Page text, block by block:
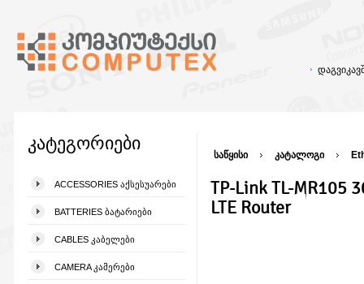
კატეგორიები
ACCESSORIES ᲐᲥᲡᲔᲡᲣᲐᲠᲔᲑᲘ
BATTERIES ᲑᲐᲢᲐᲠᲘᲔᲑᲘ
CABLES ᲙᲐᲑᲔᲚᲔᲑᲘ
CAMERA ᲙᲐᲛᲔᲠᲔᲑᲘ
საწყისი კატალოგი
TP-Link TL-MR105
LTE Router